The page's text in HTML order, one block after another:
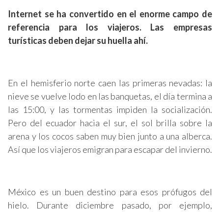
Internet se ha convertido en el enorme campo de
referencia para los viajeros. Las empresas
turísticas deben dejar su huella ahí.
En el hemisferio norte caen las primeras nevadas: la
nieve se vuelve lodo en las banquetas, el día termina a
las 15:00, y las tormentas impiden la socialización.
Pero del ecuador hacia el sur, el sol brilla sobre la
arena y los cocos saben muy bien junto a una alberca.
Así que los viajeros emigran para escapar del invierno.
México es un buen destino para esos prófugos del
hielo. Durante diciembre pasado, por ejemplo,